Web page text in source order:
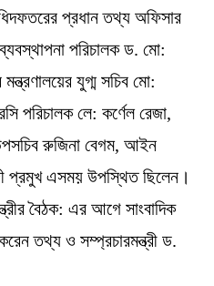
প্রধান তথ্য অফিসার
পরিচালক ড. মো:
যুগ্ম সচিব মো:
পরিচালক লে: কর্ণেল রেজা,
রুজিনা বেগম, আইন
প্রমুখ এসময় উপস্থিত ছিলেন।
বৈঠক: এর আগে সাংবাদিক
তথ্য ও সম্প্রচারমন্ত্রী ড.